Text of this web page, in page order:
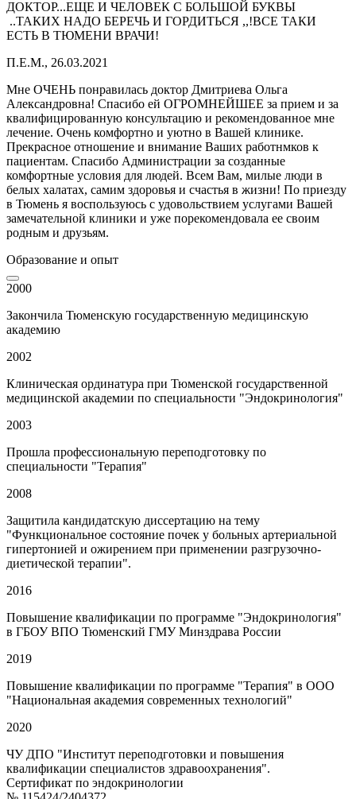
ДОКТОР...ЕЩЕ И ЧЕЛОВЕК С БОЛЬШОЙ БУКВЫ
..ТАКИХ НАДО БЕРЕЧЬ И ГОРДИТЬСЯ ,,!ВСЕ ТАКИ
ЕСТЬ В ТЮМЕНИ ВРАЧИ!
П.Е.М., 26.03.2021
Мне ОЧЕНЬ понравилась доктор Дмитриева Ольга
Александровна! Спасибо ей ОГРОМНЕЙШЕЕ за прием и за
квалифицированную консультацию и рекомендованное мне
лечение. Очень комфортно и уютно в Вашей клинике.
Прекрасное отношение и внимание Ваших работнмков к
пациентам. Спасибо Администрации за созданные
комфортные условия для людей. Всем Вам, милые люди в
белых халатах, самим здоровья и счастья в жизни! По приезду
в Тюмень я воспользуюсь с удовольствием услугами Вашей
замечательной клиники и уже порекомендовала ее своим
родным и друзьям.
Образование и опыт
2000
Закончила Тюменскую государственную медицинскую
академию
2002
Клиническая ординатура при Тюменской государственной
медицинской академии по специальности "Эндокринология"
2003
Прошла профессиональную переподготовку по
специальности "Терапия"
2008
Защитила кандидатскую диссертацию на тему
"Функциональное состояние почек у больных артериальной
гипертонией и ожирением при применении разгрузочно-
диетической терапии".
2016
Повышение квалификации по программе "Эндокринология"
в ГБОУ ВПО Тюменский ГМУ Минздрава России
2019
Повышение квалификации по программе "Терапия" в ООО
"Национальная академия современных технологий"
2020
ЧУ ДПО "Институт переподготовки и повышения
квалификации специалистов здравоохранения".
Сертификат по эндокринологии